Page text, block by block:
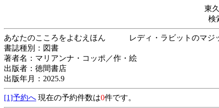
東
検
あなたのこころをよむえほん レディ・ラビッ
書誌種別：図書
著者名：マリアンナ・コッポ／作・絵
出版者：徳間書店
出版年月：2025.9
[1]予約へ 現在の予約件数は0件です。